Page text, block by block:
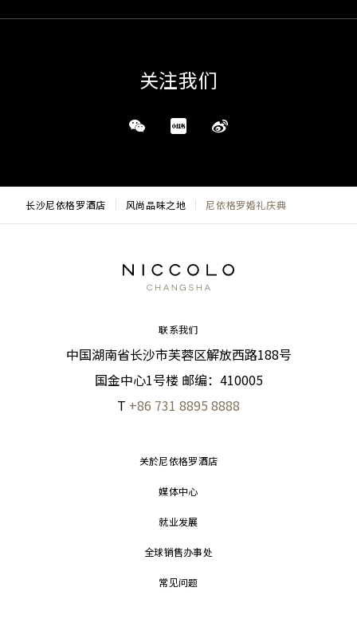
关注我们
长沙尼依格罗酒店 风尚品味之地 尼依格罗婚礼庆典
联系我们
中国湖南省长沙市芙蓉区解放西路188号
国金中心1号楼 邮编：410005
T +86 731 8895 8888
关於尼依格罗酒店
媒体中心
就业发展
全球销售办事处
常见问题